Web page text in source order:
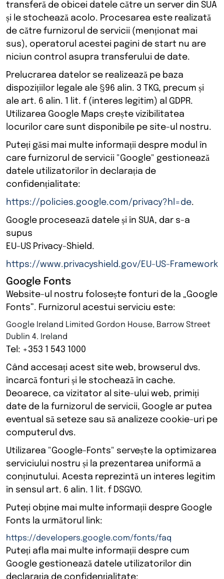
transferă de obicei datele către un server din SUA
și le stochează acolo. Procesarea este realizată
de către furnizorul de servicii (menționat mai
sus), operatorul acestei pagini de start nu are
niciun control asupra transferului de date.
Prelucrarea datelor se realizează pe baza
dispozițiilor legale ale §96 alin. 3 TKG, precum și
ale art. 6 alin. 1 lit. f (interes legitim) al GDPR.
Utilizarea Google Maps crește vizibilitatea
locurilor care sunt disponibile pe site-ul nostru.
Puteți găsi mai multe informații despre modul în
care furnizorul de servicii "Google" gestionează
datele utilizatorilor în declarația de
confidențialitate:
https://policies.google.com/privacy?hl=de.
Google procesează datele și în SUA, dar s-a
supus
EU-US Privacy-Shield.
https://www.privacyshield.gov/EU-US-Framework
Google Fonts
Website-ul nostru folosește fonturi de la „Google
Fonts”. Furnizorul acestui serviciu este:
Google Ireland Limited Gordon House, Barrow Street
Dublin 4. Ireland
Tel: +353 1 543 1000
Când accesați acest site web, browserul dvs.
încarcă fonturi și le stochează în cache.
Deoarece, ca vizitator al site-ului web, primiți
date de la furnizorul de servicii, Google ar putea
eventual să seteze sau să analizeze cookie-uri pe
computerul dvs.
Utilizarea "Google-Fonts" servește la optimizarea
serviciului nostru și la prezentarea uniformă a
conținutului. Acesta reprezintă un interes legitim
în sensul art. 6 alin. 1 lit. f DSGVO.
Puteți obține mai multe informații despre Google
Fonts la următorul link:
https://developers.google.com/fonts/faq
Puteți afla mai multe informații despre cum
Google gestionează datele utilizatorilor din
declarația de confidențialitate: